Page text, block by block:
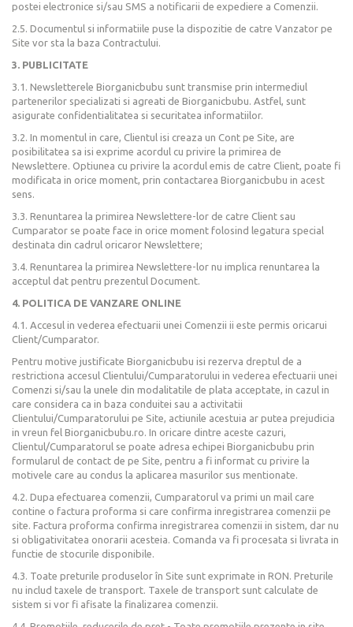
postei electronice si/sau SMS a notificarii de expediere a Comenzii.
2.5. Documentul si informatiile puse la dispozitie de catre Vanzator pe
Site vor sta la baza Contractului.
3. PUBLICITATE
3.1. Newsletterele Biorganicbubu sunt transmise prin intermediul
partenerilor specializati si agreati de Biorganicbubu. Astfel, sunt
asigurate confidentialitatea si securitatea informatiilor.
3.2. In momentul in care, Clientul isi creaza un Cont pe Site, are
posibilitatea sa isi exprime acordul cu privire la primirea de
Newslettere. Optiunea cu privire la acordul emis de catre Client, poate fi
modificata in orice moment, prin contactarea Biorganicbubu in acest
sens.
3.3. Renuntarea la primirea Newslettere-lor de catre Client sau
Cumparator se poate face in orice moment folosind legatura special
destinata din cadrul oricaror Newslettere;
3.4. Renuntarea la primirea Newslettere-lor nu implica renuntarea la
acceptul dat pentru prezentul Document.
4. POLITICA DE VANZARE ONLINE
4.1. Accesul in vederea efectuarii unei Comenzii ii este permis oricarui
Client/Cumparator.
Pentru motive justificate Biorganicbubu isi rezerva dreptul de a
restrictiona accesul Clientului/Cumparatorului in vederea efectuarii unei
Comenzi si/sau la unele din modalitatile de plata acceptate, in cazul in
care considera ca in baza conduitei sau a activitatii
Clientului/Cumparatorului pe Site, actiunile acestuia ar putea prejudicia
in vreun fel Biorganicbubu.ro. In oricare dintre aceste cazuri,
Clientul/Cumparatorul se poate adresa echipei Biorganicbubu prin
formularul de contact de pe Site, pentru a fi informat cu privire la
motivele care au condus la aplicarea masurilor sus mentionate.
4.2. Dupa efectuarea comenzii, Cumparatorul va primi un mail care
contine o factura proforma si care confirma inregistrarea comenzii pe
site. Factura proforma confirma inregistrarea comenzii in sistem, dar nu
si obligativitatea onorarii acesteia. Comanda va fi procesata si livrata in
functie de stocurile disponibile.
4.3. Toate preturile produselor în Site sunt exprimate in RON. Preturile
nu includ taxele de transport. Taxele de transport sunt calculate de
sistem si vor fi afisate la finalizarea comenzii.